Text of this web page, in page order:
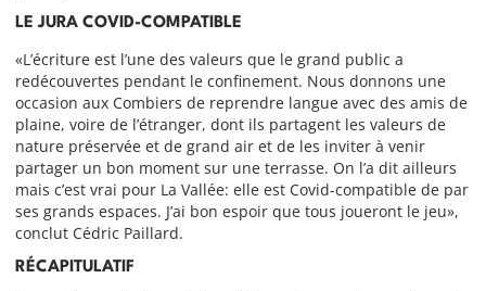
LE JURA COVID-COMPATIBLE
«L’écriture est l’une des valeurs que le grand public a
redécouvertes pendant le confinement. Nous donnons une
occasion aux Combiers de reprendre langue avec des amis de
plaine, voire de l’étranger, dont ils partagent les valeurs de
nature préservée et de grand air et de les inviter à venir
partager un bon moment sur une terrasse. On l’a dit ailleurs
mais c’est vrai pour La Vallée: elle est Covid-compatible de par
ses grands espaces. J’ai bon espoir que tous joueront le jeu»,
conclut Cédric Paillard.
RÉCAPITULATIF